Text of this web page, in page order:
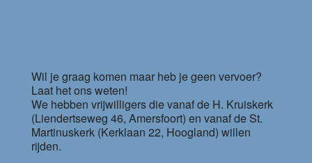
Wil je graag komen maar heb je geen vervoer?
Laat het ons weten!
We hebben vrijwilligers die vanaf de H. Kruiskerk
(Liendertseweg 46, Amersfoort) en vanaf de St.
Martinuskerk (Kerklaan 22, Hoogland) willen
rijden.